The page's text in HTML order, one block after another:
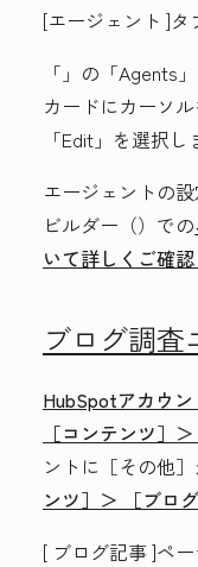
[エージェント ]タ
「 」の「Agents」
カードにカーソ
「Edit」 を選択し
エージェントの
ビルダー（）での
いて詳しくご確認
ブログ調査
HubSpotアカウン
［コンテンツ］＞
ントに ［その他
ンツ］＞
［ブログ
[ ブログ記事]ペ